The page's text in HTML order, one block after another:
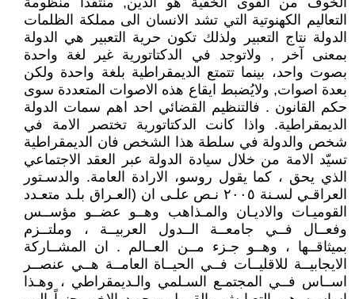
التعاليم الكهنوتية التي تشد الانسان الى مملكة الظلمات
الدولة نتاج التعبير ولذلك تكون حرية التعبير هي الدولة
بمعنى آخر , ولاتوجد في الدكتاتورية غير لغة واحدة
بصوت واحد، بينما تتمتع الديمقراطية بلغة واحدة ولكن
بعدة اصوات, ولايُضبط ايقاع هذه الاصوات المتعددة سوى
حكم القانون . فالتنظيم القضائي احد اهم سمات الدولة
الديمقراطية. واذا كانت الدكتاتورية تختصر الامة في
شخص والدولة في سلطة هذا الشخص فان الديمقراطية
تسيّد الامة من خلال سيادة الدولة عبر العقد الاجتماعي
الذي يحق ، كما يقول روسو، الارادة العامة. والدسـتور
العراقـي لسـنة ٢٠٠٥ نـص علـى ان (العـراق بلـد متعـدد
القوميـات والاديـان والمـذاهب وهــو عضــو مؤســس
وفعــال فــي جامعــة الــدول العربيــة ، وملتــزم
بميثاقــها ، وهــو جـزء مــن العــالم . ان المشــاركة
الايجابيــة للاقليــات فــي الحيــاة العامــة هــي عنصــر
اســاس فــي المجتمـع السـلمي والـديمقراطي ، وهـذا